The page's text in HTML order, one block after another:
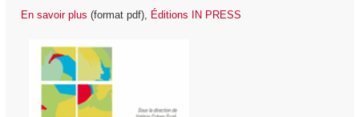
En savoir plus (format pdf), Éditions IN PRESS